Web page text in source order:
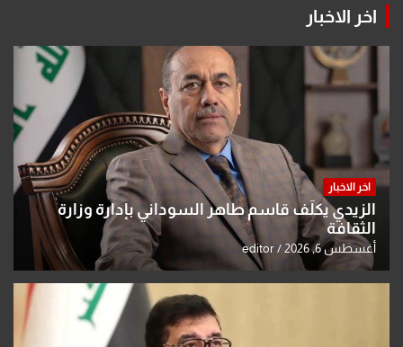
اخر الاخبار
اخر الاخبار
الزيدي يكلّف قاسم طاهر السوداني بإدارة وزارة
الثقافة
أغسطس 6, 2026 editor